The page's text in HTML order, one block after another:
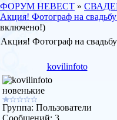
ФОРУМ НЕВЕСТ »
Акция! Фотограф на
включено!)
Акция! Фотограф на
kovilinfoto
новенькие
Группа: Пользователи
Сообщений: 3